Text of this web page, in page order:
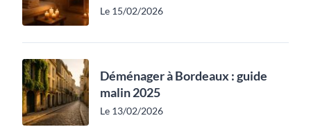
Le 15/02/2026
Déménager à Bordeaux : guide
malin 2025
Le 13/02/2026